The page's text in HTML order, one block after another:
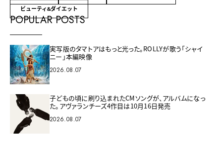
ビューティ&ダイエット
POPULAR POSTS
実写版のタマトアはもっと光った。ROLLYが歌う「シャイ
ニー」本編映像
2026.08.07
子どもの頃に刷り込まれたCMソングが、アルバムになっ
た。アヴァランチーズ4作目は10月16日発売
2026.08.07